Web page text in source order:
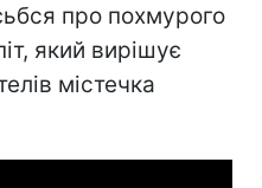
про похмурого
який вирішує
містечка